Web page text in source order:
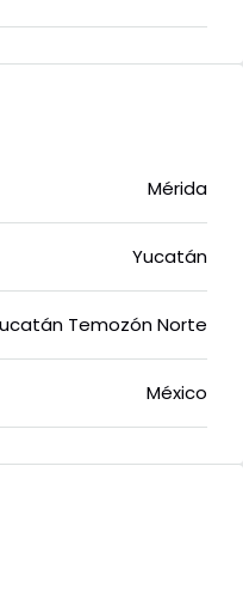
Mérida
Yucatán
Temozón Norte
México